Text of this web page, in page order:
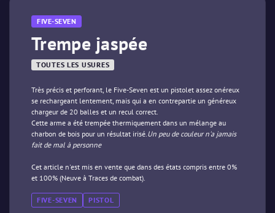
FIVE-SEVEN
Trempe jaspée
TOUTES LES USURES
Très précis et perforant, le Five-Seven est un pistolet assez onéreux
se rechargeant lentement, mais qui a en contrepartie un généreux
chargeur de 20 balles et un recul correct.
Cette arme a été trempée thermiquement dans un mélange au
charbon de bois pour un résultat irisé.Un peu de couleur n'a jamais
fait de mal à personne
Cet article n'est mis en vente que dans des états compris entre 0%
et 100% (Neuve à Traces de combat).
FIVE-SEVEN PISTOL